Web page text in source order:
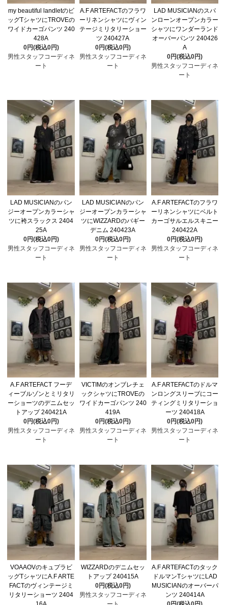
my beautiful landletのビ
ッグTシャツにTROVEの
ワイドカーゴパンツ 240
428A
0円(税込0円)
男性スタッフコーディネ
ート
A.F ARTEFACTのフラワ
ーリネンシャツにヴィン
テージミリタリーショー
ツ 240427A
0円(税込0円)
男性スタッフコーディネ
ート
LAD MUSICIANのスパ
ンローンオープンカラー
シャツにワンダーランド
オーバーパンツ 240426
A
0円(税込0円)
男性スタッフコーディネ
ート
LAD MUSICIANのパン
ジーオープンカラーシャ
ツに袴スラックス 2404
25A
0円(税込0円)
男性スタッフコーディネ
ート
LAD MUSICIANのパン
ジーオープンカラーシャ
ツにWIZZARDのバギー
デニム 240423A
0円(税込0円)
男性スタッフコーディネ
ート
A.F ARTEFACTのフラワ
ーリネンシャツにベルト
カーゴサルエルスキニー
240422A
0円(税込0円)
男性スタッフコーディネ
ート
A.F ARTEFACT フーデ
ィーブルゾンとミリタリ
ーショーツのデニムセッ
トアップ 240421A
0円(税込0円)
男性スタッフコーディネ
ート
VICTIMのオンブレチェ
ックシャツにTROVEの
ワイドカーゴパンツ 240
419A
0円(税込0円)
男性スタッフコーディネ
ート
A.F ARTEFACTのドルマ
ンロングスリーブにコー
ティングミリタリーショ
ーツ 240418A
0円(税込0円)
男性スタッフコーディネ
ート
VOAAOVのキュプラビ
ッグTシャツにA.F ARTE
FACTのヴィンテージミ
リタリーショーツ 2404
WIZZARDのデニムセッ
トアップ 240415A
0円(税込0円)
男性スタッフコーディネ
A.F ARTEFACTのタック
ドルマンTシャツにLAD
MUSICIANのオーバーパ
ンツ 240414A